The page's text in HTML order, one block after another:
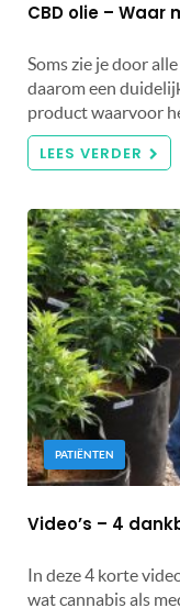
CBD olie – Waar
Soms zie je door
daarom een
product waarvoor
LEES VERDER
PATIËNTEN
Video’s – 4
In deze 4 korte
wat cannabis als